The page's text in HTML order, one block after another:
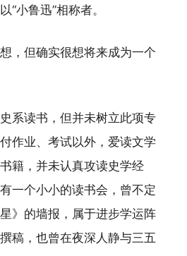
“小鲁迅”相称者。
，但确实很想将来成为一个
系读书，但并未树立此项专
作业、考试以外，爱读文学
籍，并未认真攻读史学经
一个小小的读书会，曾不定
》的墙报，属于进步学运阵
稿，也曾在夜深人静与三五